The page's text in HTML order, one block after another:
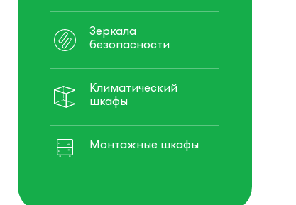
Зеркала
безопасности
Климатический
шкафы
Монтажные шкафы